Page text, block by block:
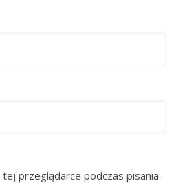
przeglądarce podczas pisania